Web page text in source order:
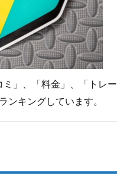
」、「料金」、「トレー
ンキングしています。